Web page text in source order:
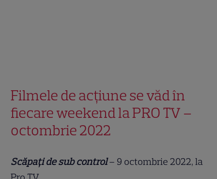
Filmele de acțiune se văd în
fiecare weekend la PRO TV –
octombrie 2022
Scăpați de sub control– 9 octombrie 2022, la